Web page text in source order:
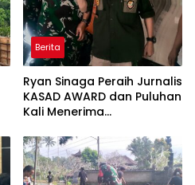
Berita
Ryan Sinaga Peraih Jurnalis
KASAD AWARD dan Puluhan
Kali Menerima
Media Aktif Publikasi
Kegiatan TNI